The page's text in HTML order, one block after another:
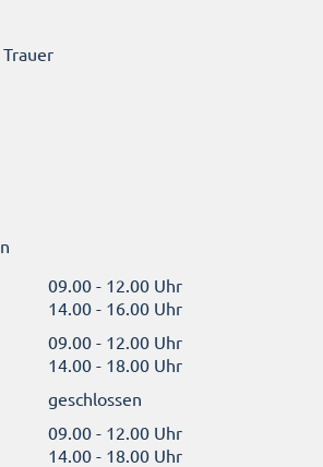
09.00 - 12.00 Uhr
14.00 - 16.00 Uhr
09.00 - 12.00 Uhr
14.00 - 18.00 Uhr
geschlossen
09.00 - 12.00 Uhr
14.00 - 18.00 Uhr